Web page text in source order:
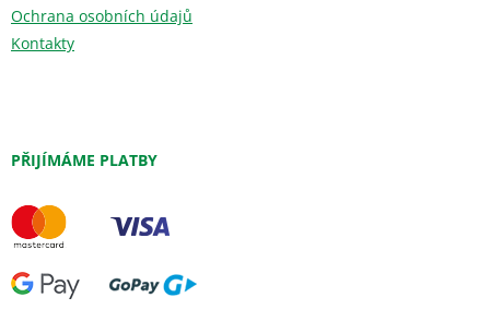
Ochrana osobních údajů
Kontakty
PŘIJÍMÁME PLATBY